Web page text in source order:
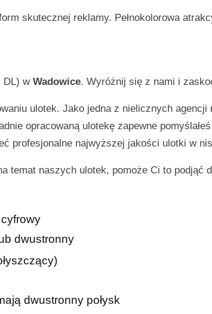
skutecznej reklamy. Pełnokolorowa
DL) w Wadowice. Wyróżnij się z nami i
ulotek. Jako jedna z nielicznych
opracowaną ulotekę zapewne
profesjonalne najwyższej jakości ulotki w
temat naszych ulotek, pomoże Ci to podjąć
dwustronny
dwustronny połysk